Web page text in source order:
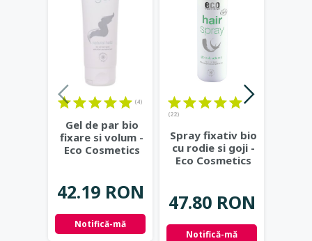
(4)
Gel de par bio
fixare si volum -
Eco Cosmetics
42.19 RON
Notifică-mă
(22)
Spray fixativ bio
cu rodie si goji -
Eco Cosmetics
47.80 RON
Notifică-mă